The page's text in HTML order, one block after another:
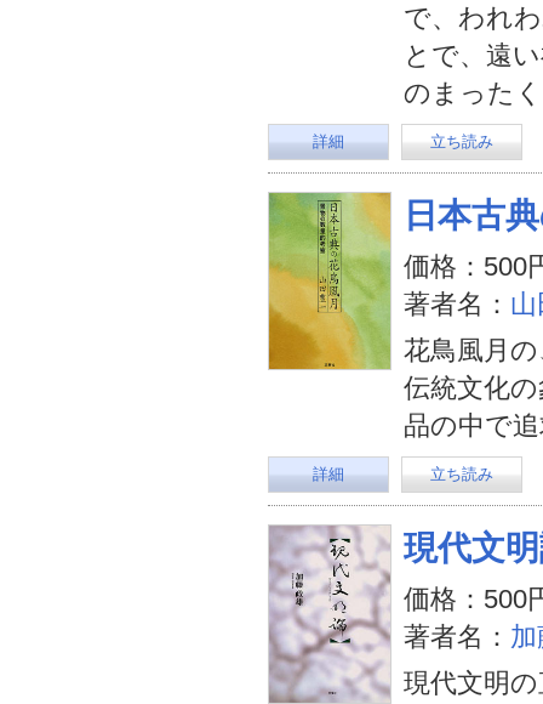
で、われ
とで、遠
のまった
詳細 立ち読み
日本古
価格：500
著者名：
花鳥風月
伝統文化
品の中で
詳細 立ち読み
現代文
価格：500
著者名：
現代文明